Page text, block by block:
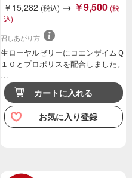
￥15,282(税込)→ ￥9,500 (税
込)
召しあがり方
生ローヤルゼリーにコエンザイムＱ
１０とプロポリスを配合しました。
…
カートに入れる
お気に入り登録